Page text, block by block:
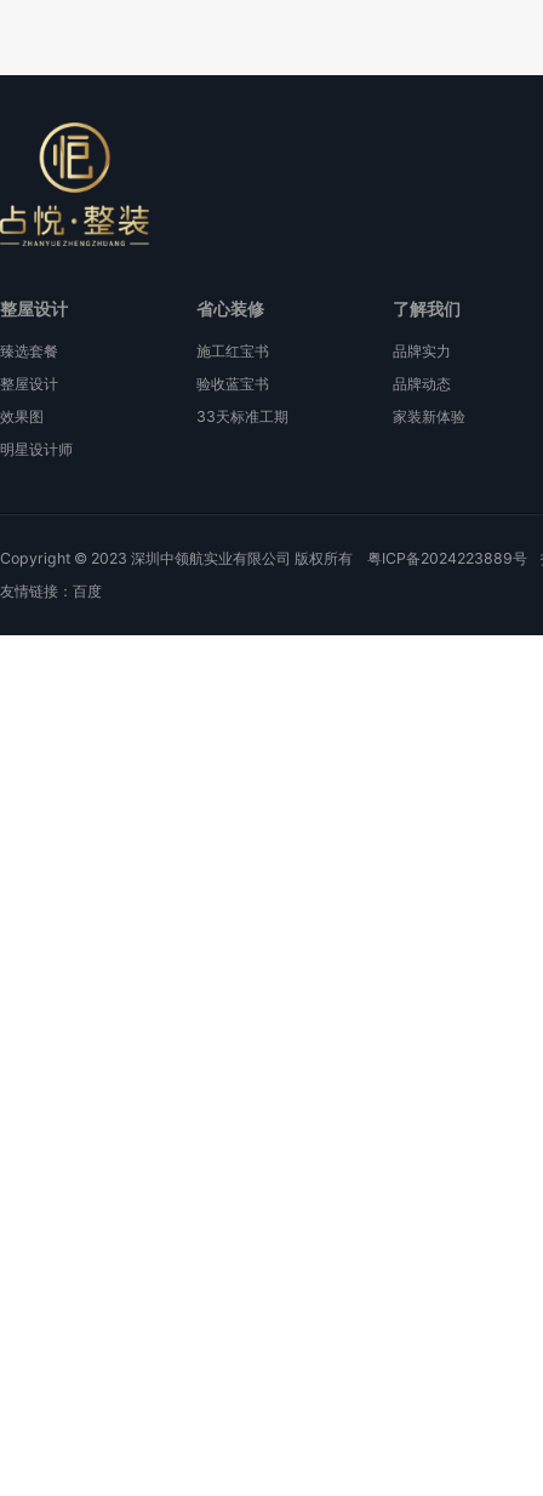
整屋设计
臻选套餐
整屋设计
效果图
明星设计师
省心装修
施工红宝书
验收蓝宝书
33天标准工期
了解我们
品牌实力
品牌动态
家装新体验
Copyright © 2023 深圳中领航实业有限公司 版权所有 粤ICP备2024223889号
友情链接： 百度